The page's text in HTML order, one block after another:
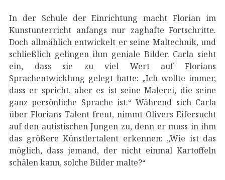
In der Schule der Einrichtung macht Florian im
Kunstunterricht anfangs nur zaghafte Fortschritte.
Doch allmählich entwickelt er seine Maltechnik, und
schließlich gelingen ihm geniale Bilder. Carla sieht
ein, dass sie zu viel Wert auf Florians
Sprachentwicklung gelegt hatte: „Ich wollte immer,
dass er spricht, aber es ist seine Malerei, die seine
ganz persönliche Sprache ist.“ Während sich Carla
über Florians Talent freut, nimmt Olivers Eifersucht
auf den autistischen Jungen zu, denn er muss in ihm
das größere Künstlertalent erkennen: „Wie ist das
möglich, dass jemand, der nicht einmal Kartoffeln
schälen kann, solche Bilder malte?“